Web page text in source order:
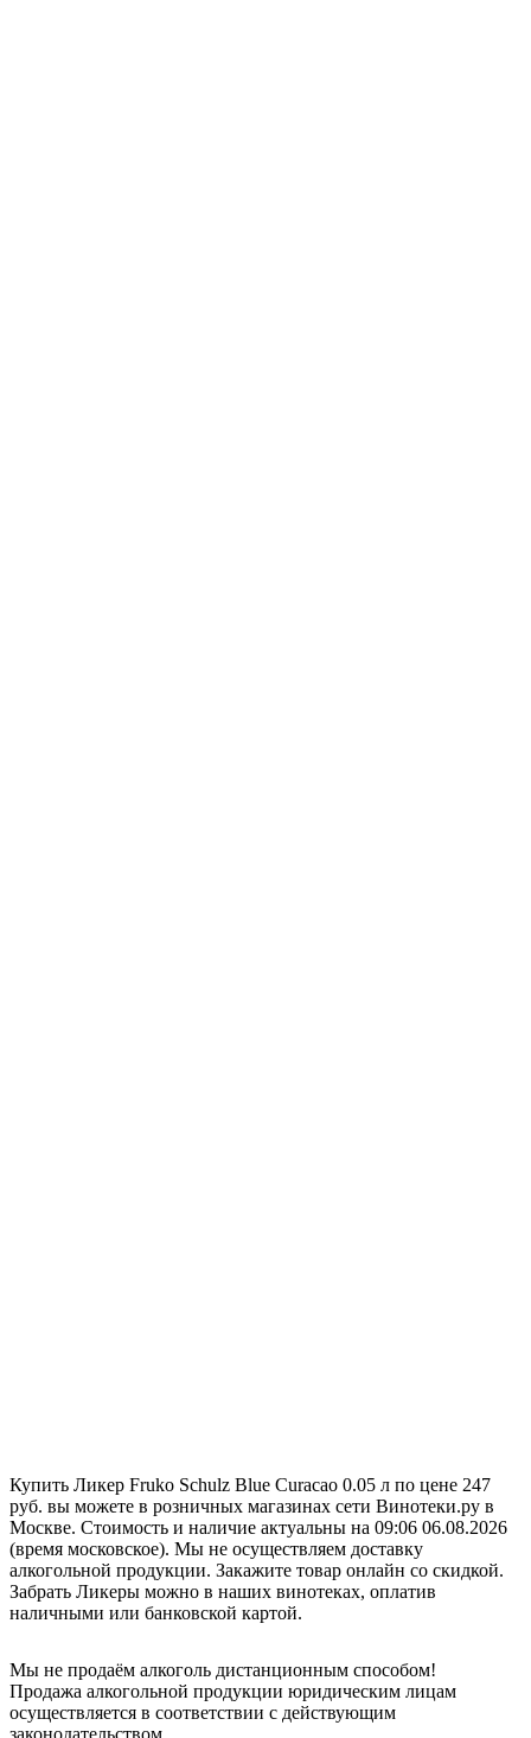
Купить Ликер Fruko Schulz Blue Curacao 0.05 л по цене 247
руб. вы можете в розничных магазинах сети Винотеки.ру в
Москве. Стоимость и наличие актуальны на 09:06 06.08.2026
(время московское). Мы не осуществляем доставку
алкогольной продукции. Закажите товар онлайн со скидкой.
Забрать Ликеры можно в наших винотеках, оплатив
наличными или банковской картой.
Мы не продаём алкоголь дистанционным способом!
Продажа алкогольной продукции юридическим лицам
осуществляется в соответствии с действующим
законодательством.